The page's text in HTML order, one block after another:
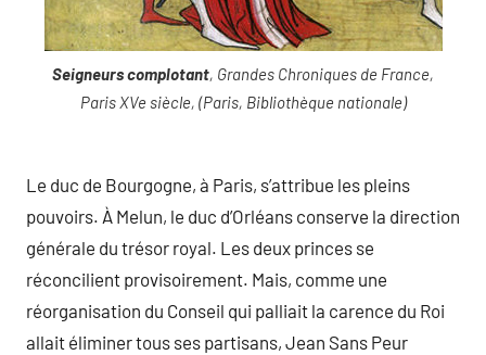
Seigneurs complotant, Grandes Chroniques de France,
Paris XVe siècle, (Paris, Bibliothèque nationale)
Le duc de Bourgogne, à Paris, s’attribue les pleins
pouvoirs. À Melun, le duc d’Orléans conserve la direction
générale du trésor royal. Les deux princes se
réconcilient provisoirement. Mais, comme une
réorganisation du Conseil qui palliait la carence du Roi
allait éliminer tous ses partisans, Jean Sans Peur